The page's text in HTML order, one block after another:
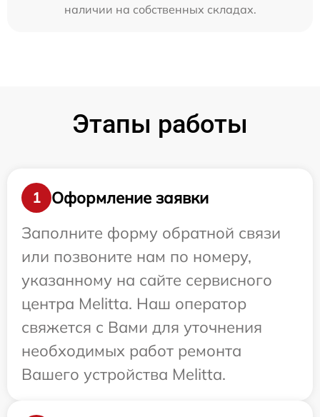
наличии на собственных складах.
Этапы работы
1
Оформление заявки
Заполните форму обратной связи
или позвоните нам по номеру,
указанному на сайте сервисного
центра Melitta. Наш оператор
свяжется с Вами для уточнения
необходимых работ ремонта
Вашего устройства Melitta.